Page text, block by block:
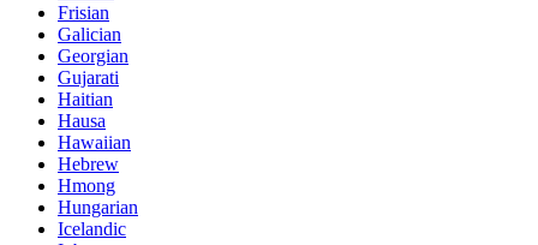
Frisian
Galician
Georgian
Gujarati
Haitian
Hausa
Hawaiian
Hebrew
Hmong
Hungarian
Icelandic